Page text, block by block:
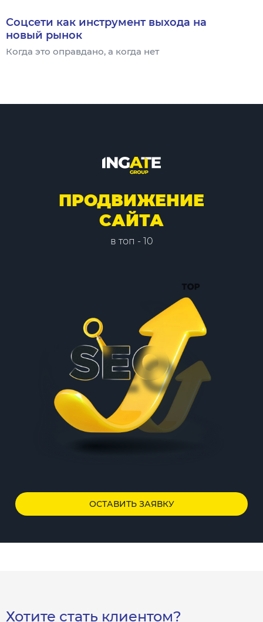
Соцсети как инструмент выхода на
новый рынок
Когда это оправдано, а когда нет
ПРОДВИЖЕНИЕ
САЙТА
в топ - 10
ОСТАВИТЬ ЗАЯВКУ
Хотите стать клиентом?